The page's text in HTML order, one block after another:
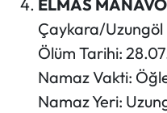
ELMAS
Çaykara/Uzungöl
Ölüm Tarihi:
Namaz Vakti:
Namaz Yeri: